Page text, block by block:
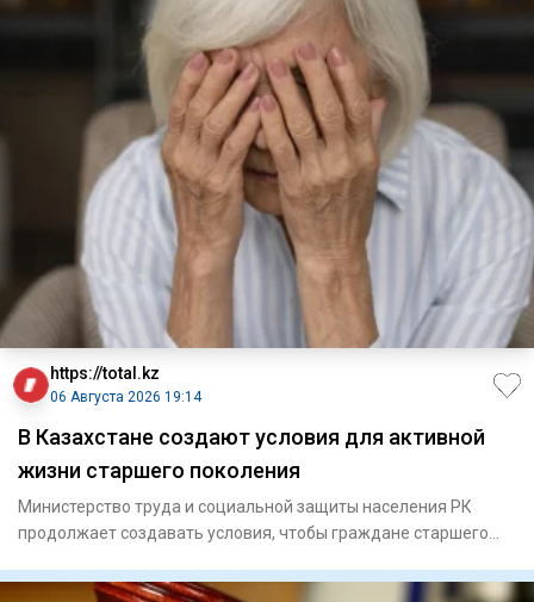
https://total.kz
06 Августа 2026 19:14
В Казахстане создают условия для активной
жизни старшего поколения
Министерство труда и социальной защиты населения РК
продолжает создавать условия, чтобы граждане старшего